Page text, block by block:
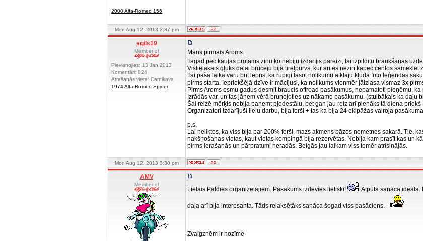
2000 Alfa-Romeo 156
Mon Aug 12, 2013 2:37 pm
egils19
Member of
Pievienojies: 13 Jan 2013
Komentāri: 824
Atrašanās vieta: Carnikava
1974 Alfa-Romeo Spider
Mans pirmais Aroms.
Tagad pēc kaujas protams zinu ko nebiju izdarījis pareizi, lai izpildītu braukšanas
Vislielākais gļuks daļai brucēju bija tīreļpurvs, kur arī es nezin kāpēc centos sameklēt
Tai pašā laikā varu būt lepns, ka rūpīgi lasot nolikumu atklāju kļūda foto leģendas
pirms starta. Iepriekšējā dzīve ir mācījusi, ka nolikums vienmēr jāizlasa vismaz 3x
Pirms Aroms esmu gadus desmit braucis offroad pasākumus, nepamatoti pieņēmu,
Izrādās var, un tas jāņem vērā bruņojoties uz nākamo pasākumu. (stulbākais ka daļu
Šai reizē mērķis nebija paņemt pjedestālu, bet gan jau reiz arī pienāks tā diena priekš
Organizatori izdarījuši lielu darbu, bija forši + tas ka bija 24 ekipāžas vairoja
p.s.
Lai neliktos, ka viss bija par 200% forši, mazs akmens bāzes nometnes sakarā. Tie,
nakšņošanas vietas, kaut vietas kempingā bija rezervētas. Nebija kam prasīt kas un
pirms ierašanās un pārpratumi neradās. Beigās jau laikam viss tomēr atrisinājās.
Mon Aug 12, 2013 3:30 pm
AMV
Member of
Lielais Paldies organizētājiem. Pasākums izdevies lieliski! Atpūta sanāca ideāla.
daļa arī bija interesanta. Tāds relaksētāks sanāca šogad viss pasāciens.
Zvaigznēm ir nozīme